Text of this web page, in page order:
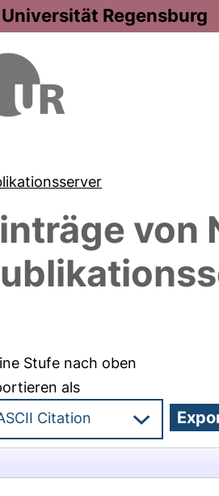
Universität Regensburg
von
Stufe nach oben
als